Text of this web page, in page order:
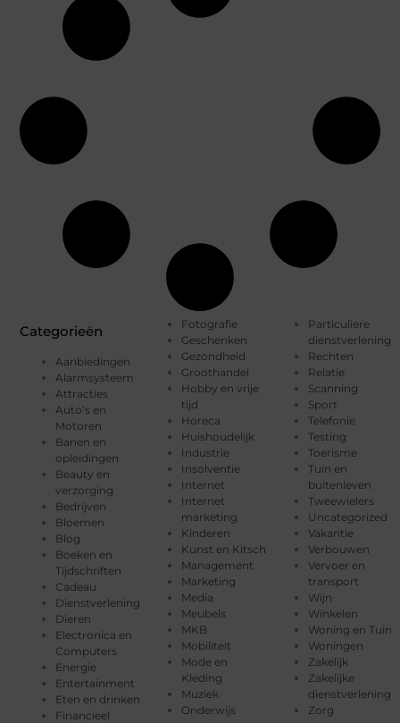
Categorieën
Aanbiedingen
Alarmsysteem
Attracties
Auto’s en
Motoren
Banen en
opleidingen
Beauty en
verzorging
Bedrijven
Bloemen
Blog
Boeken en
Tijdschriften
Cadeau
Dienstverlening
Dieren
Electronica en
Computers
Energie
Entertainment
Eten en drinken
Financieel
Fotografie
Geschenken
Gezondheid
Groothandel
Hobby en vrije
tijd
Horeca
Huishoudelijk
Industrie
Insolventie
Internet
Internet
marketing
Kinderen
Kunst en Kitsch
Management
Marketing
Media
Meubels
MKB
Mobiliteit
Mode en
Kleding
Muziek
Onderwijs
Particuliere
dienstverlening
Rechten
Relatie
Scanning
Sport
Telefonie
Testing
Toerisme
Tuin en
buitenleven
Tweewielers
Uncategorized
Vakantie
Verbouwen
Vervoer en
transport
Wijn
Winkelen
Woning en Tuin
Woningen
Zakelijk
Zakelijke
dienstverlening
Zorg